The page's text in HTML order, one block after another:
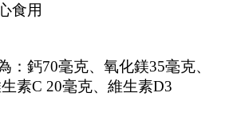
食用
：鈣70毫克、氧化鎂35毫克、
素C 20毫克、維生素D3